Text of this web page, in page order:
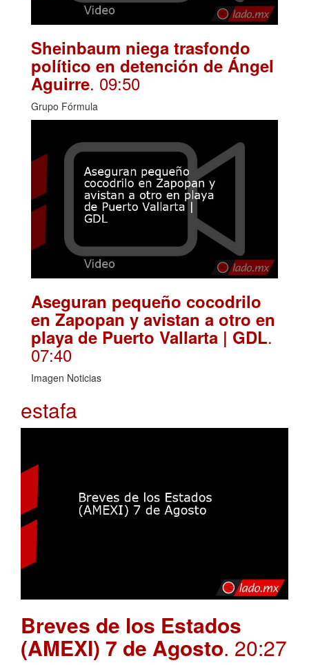
Sheinbaum niega trasfondo
político en detención de Ángel
Aguirre. 09:50
Grupo Fórmula
Aseguran pequeño cocodrilo
en Zapopan y avistan a otro en
playa de Puerto Vallarta | GDL.
07:40
Imagen Noticias
estafa
Breves de los Estados
(AMEXI) 7 de Agosto. 20:27